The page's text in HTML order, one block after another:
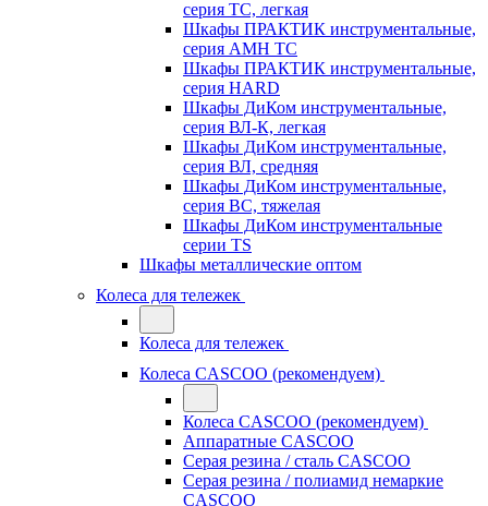
серия ТC, легкая
Шкафы ПРАКТИК инструментальные,
серия AMH TC
Шкафы ПРАКТИК инструментальные,
серия HARD
Шкафы ДиКом инструментальные,
cерия ВЛ-К, легкая
Шкафы ДиКом инструментальные,
серия ВЛ, средняя
Шкафы ДиКом инструментальные,
серия ВС, тяжелая
Шкафы ДиКом инструментальные
серии TS
Шкафы металлические оптом
Колеса для тележек
Колеса для тележек
Колеса CASCOO (рекомендуем)
Колеса CASCOO (рекомендуем)
Аппаратные CASCOO
Серая резина / сталь CASCOO
Серая резина / полиамид немаркие
CASCOO